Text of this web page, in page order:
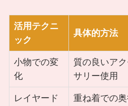
活用テクニ
ック
具体的方法
小物での変
化
質の良いアク
サリー使用
レイヤード
重ね着での